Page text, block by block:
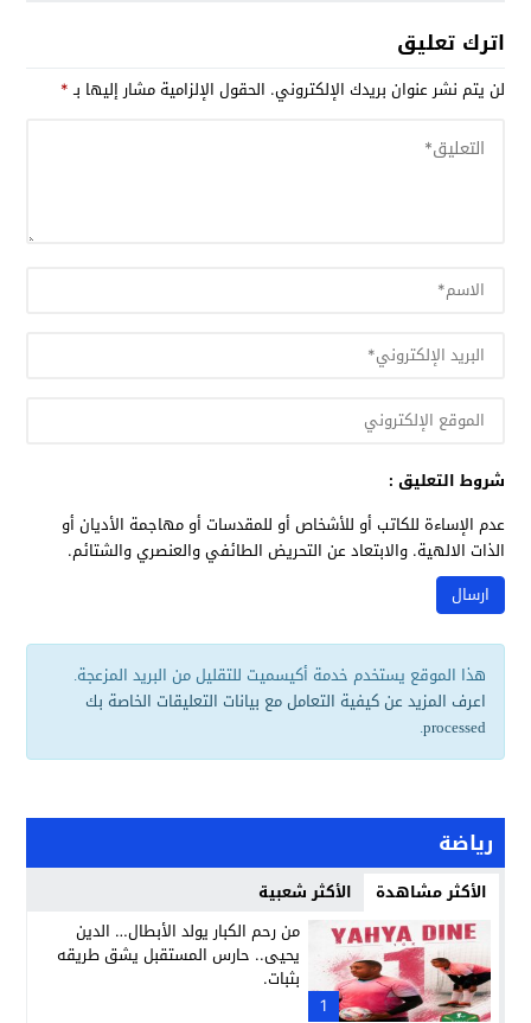
اترك تعليق
لن يتم نشر عنوان بريدك الإلكتروني. الحقول الإلزامية مشار إليها بـ*
شروط التعليق :
عدم الإساءة للكاتب أو للأشخاص أو للمقدسات أو مهاجمة الأديان أو
الذات الالهية. والابتعاد عن التحريض الطائفي والعنصري والشتائم.
هذا الموقع يستخدم خدمة أكيسميت للتقليل من البريد المزعجة.
اعرف المزيد عن كيفية التعامل مع بيانات التعليقات الخاصة بك
processed
.
رياضة
الأكثر مشاهدة الأكثر شعبية
1
من رحم الكبار يولد الأبطال… الدين
يحيى.. حارس المستقبل يشق طريقه
بثبات.